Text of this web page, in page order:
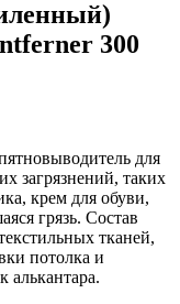
300
для
загрязнений, таких
крем для обуви,
грязь. Состав
тканей,
потолка и
алькантара.